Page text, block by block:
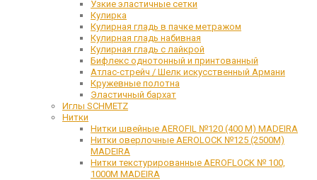
Узкие эластичные сетки
Кулирка
Кулирная гладь в пачке метражом
Кулирная гладь набивная
Кулирная гладь с лайкрой
Бифлекс однотонный и принтованный
Атлас-стрейч / Шелк искусственный Армани
Кружевные полотна
Эластичный бархат
Иглы SCHMETZ
Нитки
Нитки швейные AEROFIL №120 (400 М) MADEIRA
Нитки оверлочные AEROLOCK №125 (2500М)
MADEIRA
Нитки текстурированные AEROFLOCK № 100,
1000М MADEIRA